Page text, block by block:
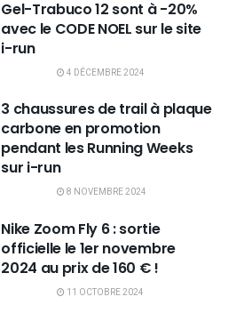
Gel-Trabuco 12 sont à -20%
avec le CODE NOEL sur le site
i-run
4 DÉCEMBRE 2024
3 chaussures de trail à plaque
carbone en promotion
pendant les Running Weeks
sur i-run
8 NOVEMBRE 2024
Nike Zoom Fly 6 : sortie
officielle le 1er novembre
2024 au prix de 160 € !
11 OCTOBRE 2024